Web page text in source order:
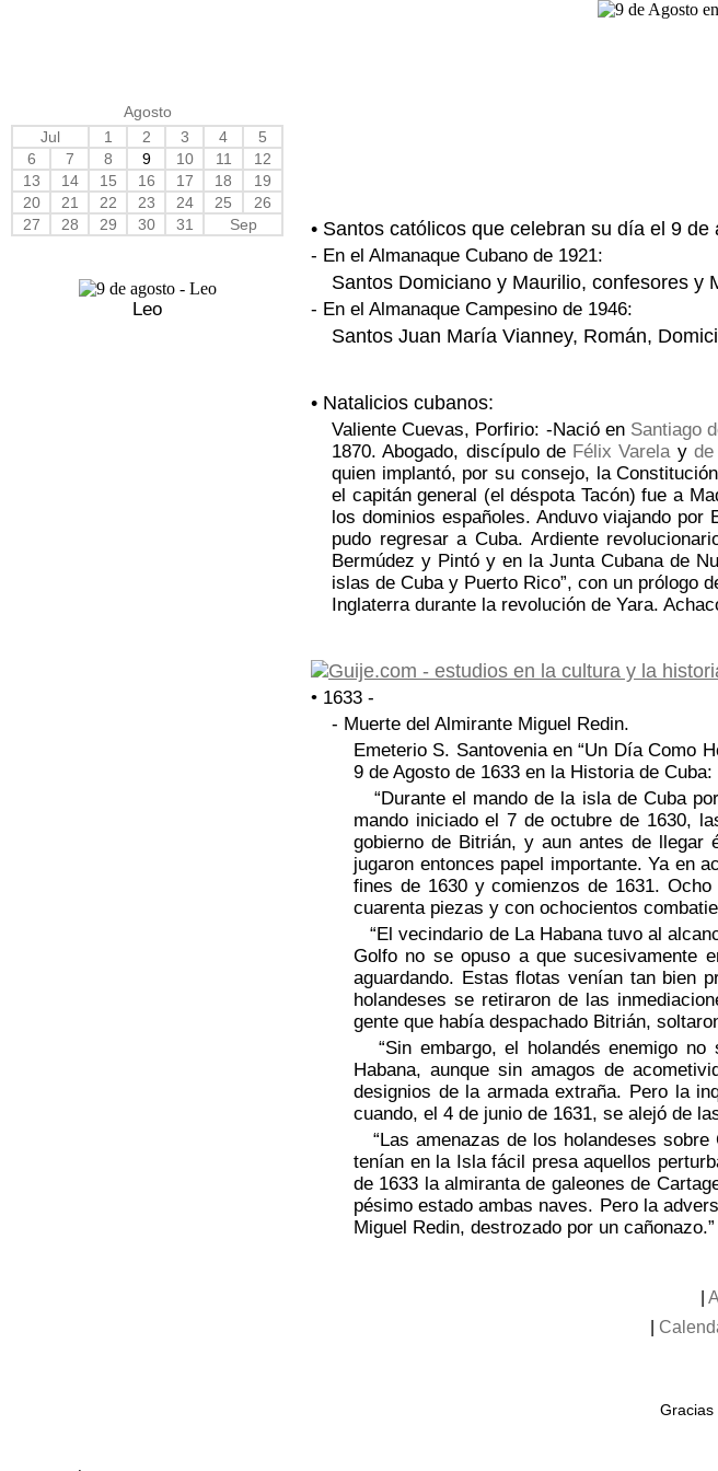
Agosto
Jul
1 2 3 4
5
6
7 8 9 10 11
12
13
14 15 16 17 18
19
20
21 22 23 24 25
26
27
28 29 30 31 Sep
Leo
• Santos católicos que celebran su día el 9 de
- En el Almanaque Cubano de 1921:
Santos Domiciano y Maurilio, confesores y
- En el Almanaque Campesino de 1946:
Santos Juan María Vianney, Román,
• Natalicios cubanos:
Valiente Cuevas, Porfirio: -Nació en Santiago
1870. Abogado, discípulo de Félix Varelay
quien implantó, por su consejo, la
el capitán general (el déspota Tacón) fue a
los dominios españoles. Anduvo viajando
pudo regresar a Cuba. Ardiente
Bermúdez y Pintó y en la Junta Cubana de
islas de Cuba y Puerto Rico”, con un prólogo
Inglaterra durante la revolución de Yara.
• 1633 -
- Muerte del Almirante Miguel Redin.
Emeterio S. Santovenia en “Un Día Como
9 de Agosto de 1633 en la Historia de Cuba:
“Durante el mando de la isla de Cuba
mando iniciado el 7 de octubre de 1630,
gobierno de Bitrián, y aun antes de llegar
jugaron entonces papel importante. Ya en
fines de 1630 y comienzos de 1631.
cuarenta piezas y con ochocientos
“El vecindario de La Habana tuvo al
Golfo no se opuso a que sucesivamente
aguardando. Estas flotas venían tan bien
holandeses se retiraron de las
gente que había despachado Bitrián,
“Sin embargo, el holandés enemigo no
Habana, aunque sin amagos de
designios de la armada extraña. Pero la
cuando, el 4 de junio de 1631, se alejó de
“Las amenazas de los holandeses sobre
tenían en la Isla fácil presa aquellos
de 1633 la almiranta de galeones de
pésimo estado ambas naves. Pero la
Miguel Redin, destrozado por un cañonazo.”
Gracias